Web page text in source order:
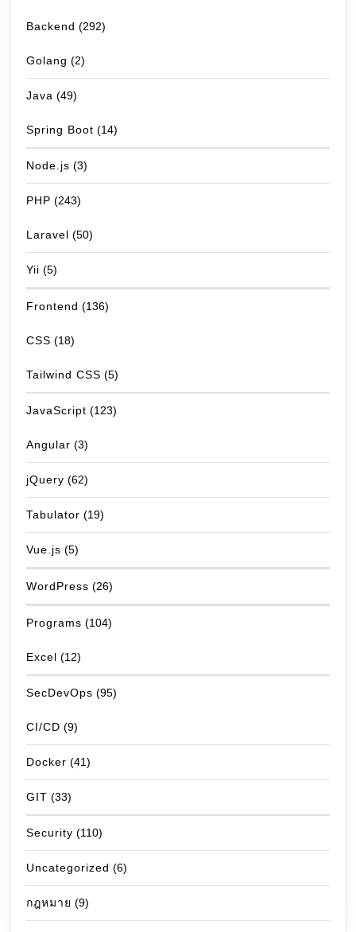
Backend (292)
Golang (2)
Java (49)
Spring Boot (14)
Node.js (3)
PHP (243)
Laravel (50)
Yii (5)
Frontend (136)
CSS (18)
Tailwind CSS (5)
JavaScript (123)
Angular (3)
jQuery (62)
Tabulator (19)
Vue.js (5)
WordPress (26)
Programs (104)
Excel (12)
SecDevOps (95)
CI/CD (9)
Docker (41)
GIT (33)
Security (110)
Uncategorized (6)
กฎหมาย (9)